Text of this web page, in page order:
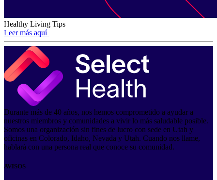
Healthy Living Tips
Leer más aquí
Durante más de 40 años, nos hemos comprometido a ayudar a
nuestros miembros y comunidades a vivir lo más saludable posible.
Somos una organización sin fines de lucro con sede en Utah y
oficinas en Colorado, Idaho, Nevada y Utah. Cuando nos llame,
hablará con una persona real que conoce su comunidad.
AVISOS